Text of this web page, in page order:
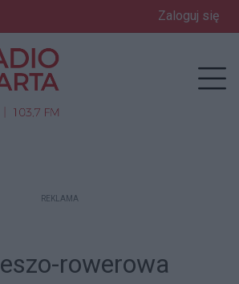
Zaloguj się
REKLAMA
rowerowa